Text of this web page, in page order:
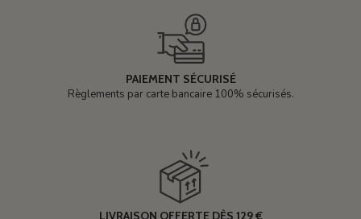
PAIEMENT SÉCURISÉ
Règlements par carte bancaire 100% sécurisés.
LIVRAISON OFFERTE DÈS 129 €